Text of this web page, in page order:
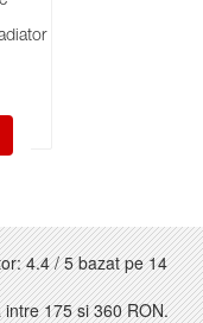
4.4/5bazat pe14
intre175si360 RON.